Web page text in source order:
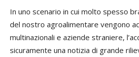
In uno scenario in cui molto spesso
del nostro agroalimentare vengono
multinazionali e aziende straniere,
sicuramente una notizia di grande